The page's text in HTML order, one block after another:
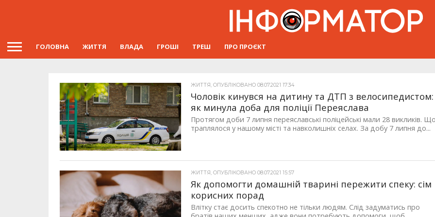
ГОЛОВНА ЖИТТЯ ВЛАДА ГРОШІ ТРЕШ ПРО ПРОЄКТ
ЖИТТЯ, ОПУБЛІКОВАНО 08.07.2021 17:34
Чоловік кинувся на дитину та ДТП з велосипедистом:
як минула доба для поліції Переяслава
Протягом доби 7 липня переяславські поліцейські мали 28 викликів.
траплялося у нашому місті та навколишніх селах. За добу 7 липня до...
ЖИТТЯ, ОПУБЛІКОВАНО 08.07.2021 15:57
Як допомогти домашній тварині пережити спеку: сім
корисних порад
Влітку стає досить спекотно не тільки людям. Слід задуматись про